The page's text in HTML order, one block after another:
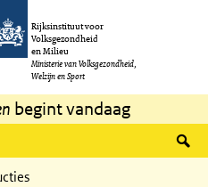
Rijksinstituut voor
Volksgezondheid
en Milieu
Ministerie van Volksgezondheid,
Welzijn en Sport
begint vandaag